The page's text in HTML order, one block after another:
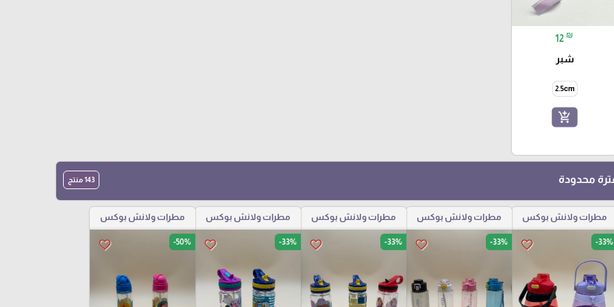
12 ₪
شبر
2.5cm
add_shopping_cart
محدودة 143 منتج
مطرات ولانش بوكس
favorite_border -33%
مطرات ولانش بوكس
favorite_border -33%
مطرات ولانش بوكس
favorite_border -33%
مطرات ولانش بوكس
favorite_border -33%
مطرات ولانش بوكس
favorite_border -50%